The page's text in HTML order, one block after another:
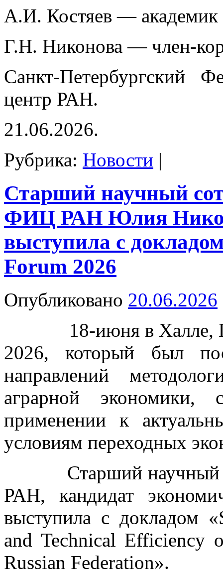
А.И. Костяев —
Г.Н. Никонова — член-
Санкт-Петербургский
центр РАН.
21.06.2026.
Рубрика: Новости |
Старший научный
ФИЦ РАН Юлия
выступила с
Forum 2026
Опубликовано 20.06.2026
18-июня в Халле,
2026, который был
направлений
аграрной
применении к
условиям переходных
Старший научный
РАН, кандидат
выступила с докладом
and Technical Efficiency
Russian Federation».